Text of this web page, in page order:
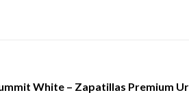
White – Zapatillas Premium